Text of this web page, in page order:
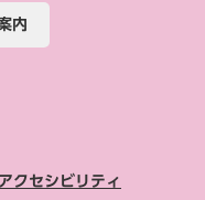
内
アクセシビリティ